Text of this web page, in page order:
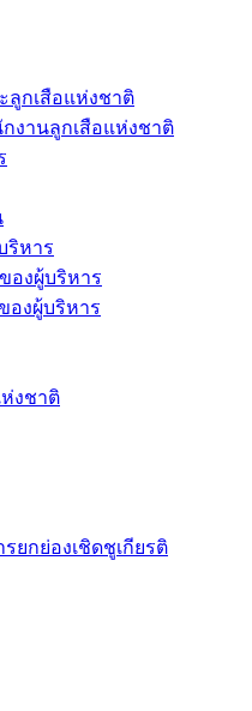
ลูกเสือแห่งชาติ
งานลูกเสือแห่งชาติ
ริหาร
องผู้บริหาร
องผู้บริหาร
งชาติ
ยกย่องเชิดชูเกียรติ